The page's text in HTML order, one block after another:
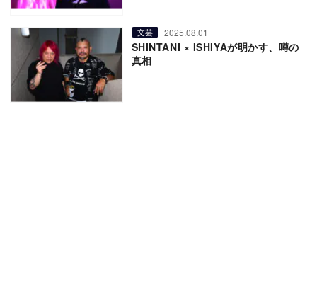
文芸 2025.08.01
SHINTANI × ISHIYAが明かす、噂の
真相